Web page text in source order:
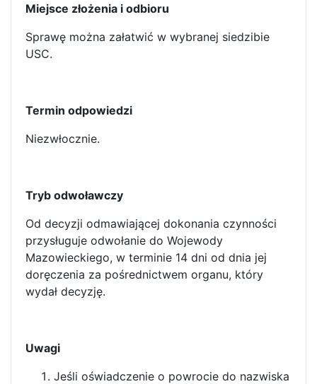
Miejsce złożenia i odbioru
Sprawę można załatwić w wybranej siedzibie
USC.
Termin odpowiedzi
Niezwłocznie.
Tryb odwoławczy
Od decyzji odmawiającej dokonania czynności
przysługuje odwołanie do Wojewody
Mazowieckiego, w terminie 14 dni od dnia jej
doręczenia za pośrednictwem organu, który
wydał decyzję.
Uwagi
Jeśli oświadczenie o powrocie do nazwiska